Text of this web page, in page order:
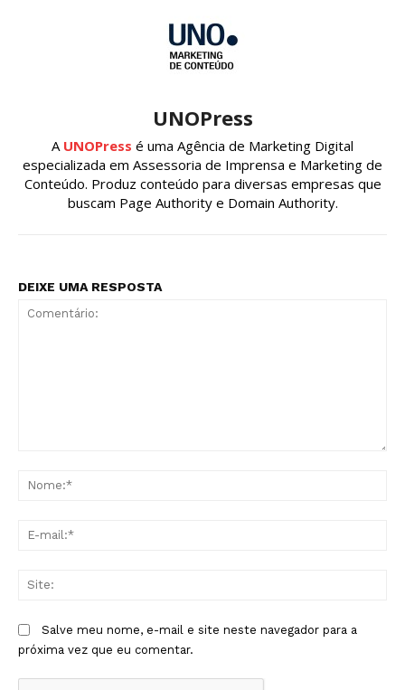
UNOPress
A UNOPress é uma Agência de Marketing Digital
especializada em Assessoria de Imprensa e Marketing de
Conteúdo. Produz conteúdo para diversas empresas que
buscam Page Authority e Domain Authority.
DEIXE UMA RESPOSTA
Salve meu nome, e-mail e site neste navegador para a
próxima vez que eu comentar.